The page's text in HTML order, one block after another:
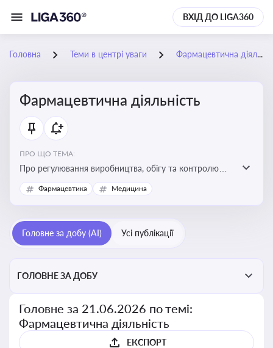
ВХІД ДО LIGA360
Головна Теми в центрі уваги Фармацевтична діяльність
Фармацевтична діяльність
ПРО ЩО ТЕМА:
Про регулювання виробництва, обігу та контролю
лікарських засобів для легальної роботи компаній та
аптек, з дотриманням стандартів якості та безпеки
Фармацевтика Медицина
Головне за добу (AI) Усі публікації
ГОЛОВНЕ ЗА ДОБУ
Головне за 21.06.2026 по темі:
Фармацевтична діяльність
ЕКСПОРТ